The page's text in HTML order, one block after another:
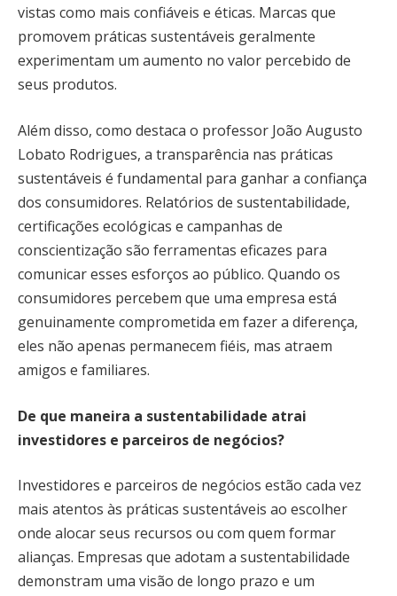
vistas como mais confiáveis e éticas. Marcas que
promovem práticas sustentáveis geralmente
experimentam um aumento no valor percebido de
seus produtos.
Além disso, como destaca o professor João Augusto
Lobato Rodrigues, a transparência nas práticas
sustentáveis é fundamental para ganhar a confiança
dos consumidores. Relatórios de sustentabilidade,
certificações ecológicas e campanhas de
conscientização são ferramentas eficazes para
comunicar esses esforços ao público. Quando os
consumidores percebem que uma empresa está
genuinamente comprometida em fazer a diferença,
eles não apenas permanecem fiéis, mas atraem
amigos e familiares.
De que maneira a sustentabilidade atrai
investidores e parceiros de negócios?
Investidores e parceiros de negócios estão cada vez
mais atentos às práticas sustentáveis ao escolher
onde alocar seus recursos ou com quem formar
alianças. Empresas que adotam a sustentabilidade
demonstram uma visão de longo prazo e um